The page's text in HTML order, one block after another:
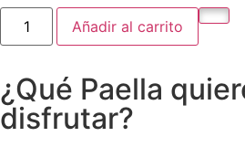
Añadir al carrito
¿Qué Paella
disfrutar?